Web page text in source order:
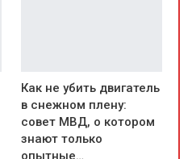
Как не убить двигатель
в снежном плену:
совет МВД, о котором
знают только